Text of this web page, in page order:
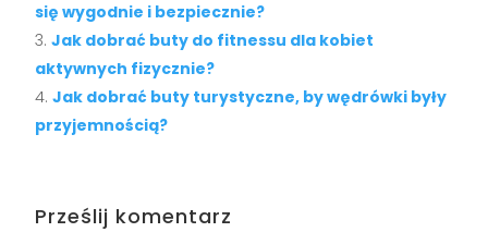
się wygodnie i bezpiecznie?
Jak dobrać buty do fitnessu dla kobiet
aktywnych fizycznie?
Jak dobrać buty turystyczne, by wędrówki były
przyjemnością?
Prześlij komentarz